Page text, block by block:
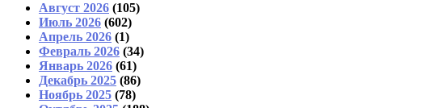
Август 2026 (105)
Июль 2026 (602)
Апрель 2026 (1)
Февраль 2026 (34)
Январь 2026 (61)
Декабрь 2025 (86)
Ноябрь 2025 (78)